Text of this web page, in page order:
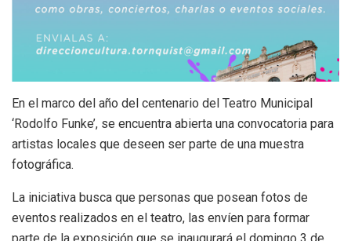
En el marco del año del centenario del Teatro Municipal
‘Rodolfo Funke’, se encuentra abierta una convocatoria para
artistas locales que deseen ser parte de una muestra
fotográfica.
La iniciativa busca que personas que posean fotos de
eventos realizados en el teatro, las envíen para formar